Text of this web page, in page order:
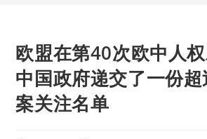
欧盟在第40次欧中人
中国政府递交了一份
案关注名单